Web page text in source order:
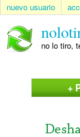
nuevo usuario
no lo tiro,
+